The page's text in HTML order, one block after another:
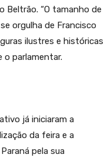
Beltrão. “O tamanho de
orgulha de Francisco
ilustres e históricas
o parlamentar.
já iniciaram a
da feira e a
pela sua